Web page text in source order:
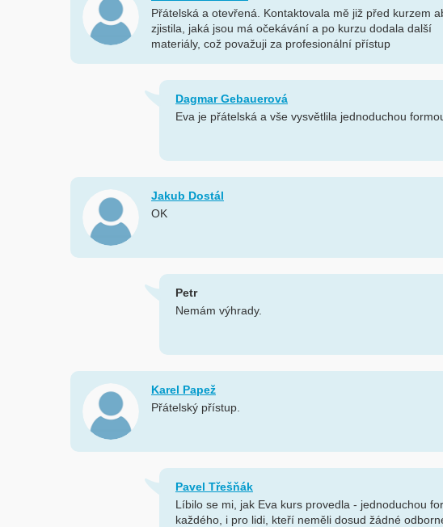
Přátelská a otevřená. Kontaktovala mě již před kurzem
zjistila, jaká jsou má očekávání a po kurzu dodala další
materiály, což považuji za profesionální přístup
Dagmar Gebauerová
Eva je přátelská a vše vysvětlila jednoduchou
Jakub Dostál
OK
Petr
Nemám výhrady.
Karel Papež
Přátelský přístup.
Pavel Třešňák
Líbilo se mi, jak Eva kurs provedla - jednoduchou
každého, i pro lidi, kteří neměli dosud žádné